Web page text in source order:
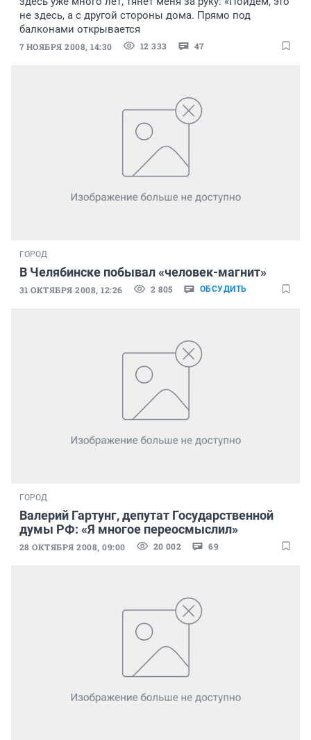
не здесь, а с другой стороны дома. Прямо под
балконами открывается
7 НОЯБРЯ 2008, 14:30 12 333 47
ГОРОД
В Челябинске побывал «человек-магнит»
31 ОКТЯБРЯ 2008, 12:26 2 805 ОБСУДИТЬ
ГОРОД
Валерий Гартунг, депутат Государственной
думы РФ: «Я многое переосмыслил»
28 ОКТЯБРЯ 2008, 09:00 20 002 69